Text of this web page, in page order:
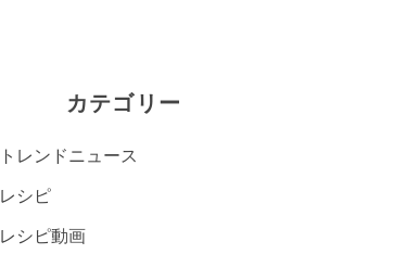
カテゴリー
トレンドニュース
レシピ
レシピ動画